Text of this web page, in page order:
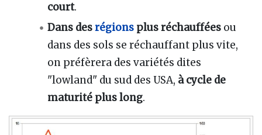
court.
Dans desrégions plus réchauffées ou
dans des sols se réchauffant plus vite,
on préfèrera des variétés dites
"lowland" du sud des USA, à cycle de
maturité plus long.